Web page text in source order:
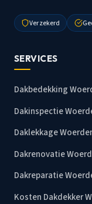
Verzekerd
SERVICES
Dakbedekking
Dakinspectie
Daklekkage
Dakrenovatie
Dakreparatie
Kosten Dakdekker